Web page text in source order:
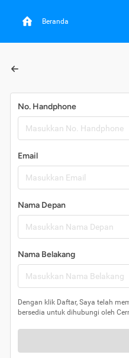
Beranda
No. Handphone
Email
Nama Depan
Nama Belakang
Dengan klik Daftar, Saya telah
bersedia untuk dihubungi oleh